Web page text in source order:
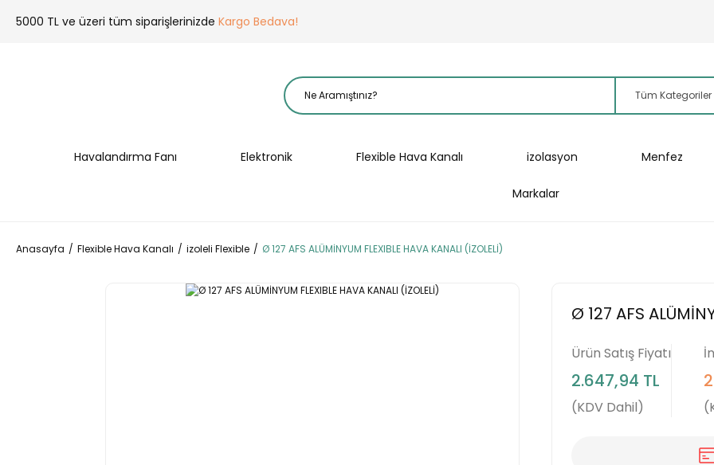
5000 TL ve üzeri tüm siparişlerinizde Kargo Bedava!
Havalandırma Fanı Elektronik Flexible Hava Kanalı izolasyon Menfez
Markalar
Anasayfa Flexible Hava Kanalı izoleli Flexible Ø 127 AFS ALÜMİNYUM FLEXIBLE HAVA KANALI (İZOLELİ)
Ø 127 AFS
Ürün Satış Fiyatı
2.647,94 TL
(KDV Dahil)